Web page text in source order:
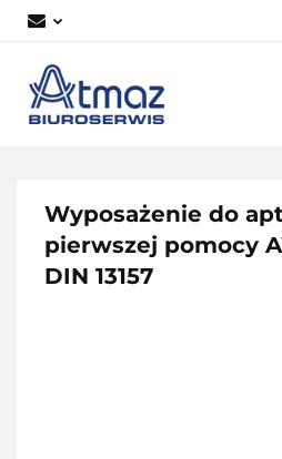
Wyposażenie do
pierwszej pomocy
DIN 13157